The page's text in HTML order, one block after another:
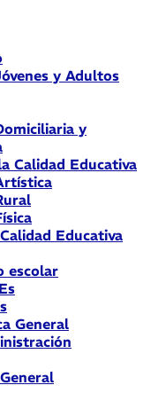
y Adultos
y
Calidad Educativa
Educativa
escolar
General